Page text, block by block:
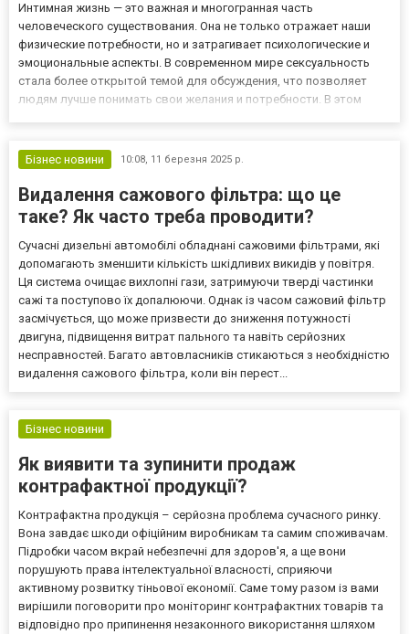
Интимная жизнь — это важная и многогранная часть
человеческого существования. Она не только отражает наши
физические потребности, но и затрагивает психологические и
эмоциональные аспекты. В современном мире сексуальность
стала более открытой темой для обсуждения, что позволяет
людям лучше понимать свои желания и потребности. В этом
восприятие жизни. П...
Бізнес новини 10:08, 11 березня 2025 р.
Видалення сажового фільтра: що це
таке? Як часто треба проводити?
Сучасні дизельні автомобілі обладнані сажовими фільтрами, які
допомагають зменшити кількість шкідливих викидів у повітря.
Ця система очищає вихлопні гази, затримуючи тверді частинки
сажі та поступово їх допалюючи. Однак із часом сажовий фільтр
засмічується, що може призвести до зниження потужності
двигуна, підвищення витрат пального та навіть серйозних
несправностей. Багато автовласників стикаються з необхідністю
видалення сажового фільтра, коли він перест...
Бізнес новини
Як виявити та зупинити продаж
контрафактної продукції?
Контрафактна продукція – серйозна проблема сучасного ринку.
Вона завдає шкоди офіційним виробникам та самим споживачам.
Підробки часом вкрай небезпечні для здоров'я, а ще вони
порушують права інтелектуальної власності, сприяючи
активному розвитку тіньової економії. Саме тому разом із вами
вирішили поговорити про моніторинг контрафактних товарів та
відповідно про припинення незаконного використання шляхом